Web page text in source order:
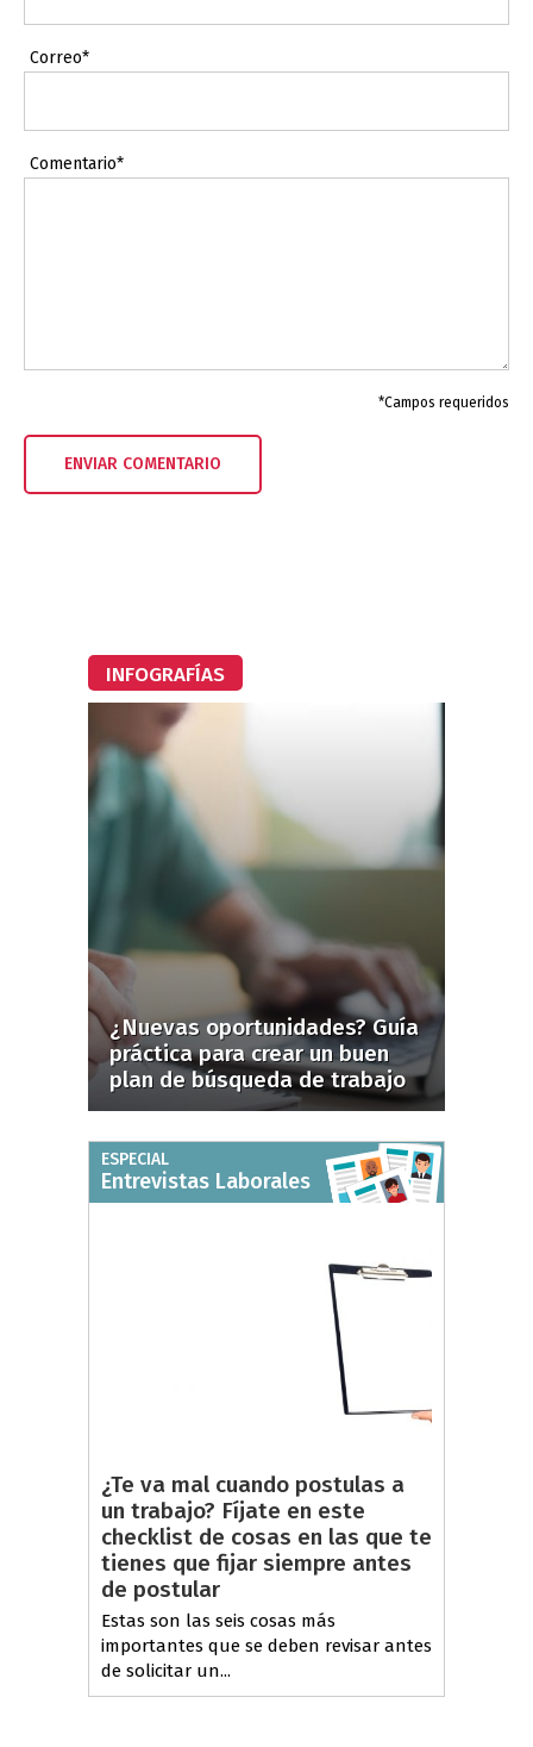
Correo*
Comentario*
*Campos requeridos
INFOGRAFÍAS
¿Nuevas oportunidades? Guía
práctica para crear un buen
plan de búsqueda de trabajo
ESPECIAL
Entrevistas Laborales
¿Te va mal cuando postulas a
un trabajo? Fíjate en este
checklist de cosas en las que te
tienes que fijar siempre antes
de postular
Estas son las seis cosas más
importantes que se deben revisar antes
de solicitar un...